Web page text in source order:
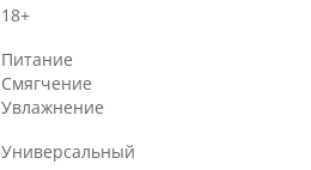
18+
Питание
Смягчение
Увлажнение
Универсальный